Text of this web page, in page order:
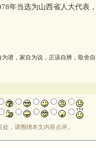
当选为山西省人大代表
为谱，家自为说，正误自辨，取舍
，请围绕本文内容点评。